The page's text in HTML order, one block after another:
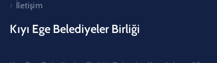
İletişim
Kıyı Ege Belediyeler Birliği